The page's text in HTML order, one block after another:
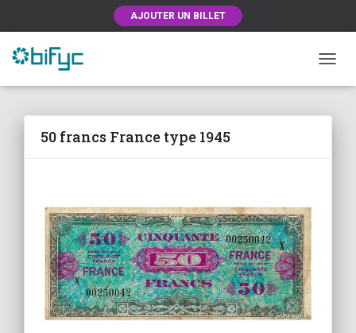
AJOUTER UN BILLET
50 francs France type 1945